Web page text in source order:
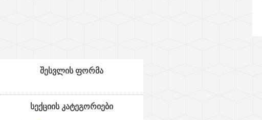
შესვლის ფორმა
სექციის კატეგორიები